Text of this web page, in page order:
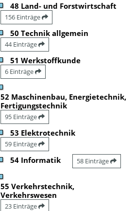
48 Land- und Forstwirtschaft
156 Einträge
50 Technik allgemein
44 Einträge
51 Werkstoffkunde
6 Einträge
52 Maschinenbau, Energietechnik,
Fertigungstechnik
95 Einträge
53 Elektrotechnik
59 Einträge
54 Informatik 58 Einträge
55 Verkehrstechnik,
Verkehrswesen
23 Einträge